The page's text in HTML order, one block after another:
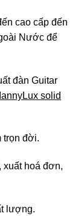
cao cấp đến
Nước để
đàn Guitar
solid
trọn đời.
xuất hoá đơn,
lượng.